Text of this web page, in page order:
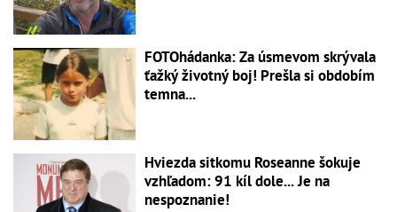
FOTOhádanka: Za úsmevom skrývala
ťažký životný boj! Prešla si obdobím
temna...
Hviezda sitkomu Roseanne šokuje
vzhľadom: 91 kíl dole... Je na
nespoznanie!